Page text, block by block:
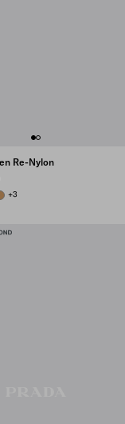
Re-Nylon
BROWN
+3